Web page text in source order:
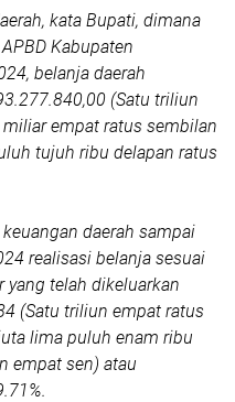
kata Bupati, dimana
Kabupaten
belanja daerah
(Satu triliun
empat ratus sembilan
tujuh ribu delapan ratus
daerah sampai
realisasi belanja sesuai
yang telah dikeluarkan
(Satu triliun empat ratus
lima puluh enam ribu
empat sen) atau